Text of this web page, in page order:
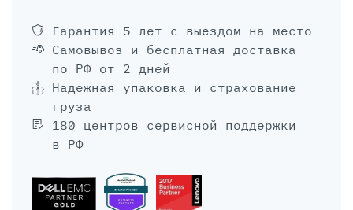
Гарантия 5 лет с выездом на место
Самовывоз и бесплатная доставка
по РФ от 2 дней
Надежная упаковка и страхование
груза
180 центров сервисной поддержки
в РФ